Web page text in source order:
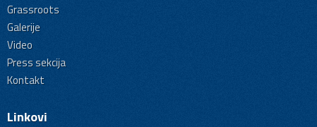
Grassroots
Galerije
Video
Press sekcija
Kontakt
Linkovi